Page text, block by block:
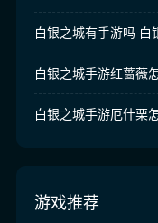
游戏推荐